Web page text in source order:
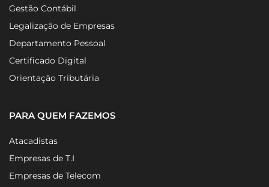
Gestão Contábil
Legalização de Empresas
Departamento Pessoal
Certificado Digital
Orientação Tributária
PARA QUEM FAZEMOS
Atacadistas
Empresas de T.I
Empresas de Telecom